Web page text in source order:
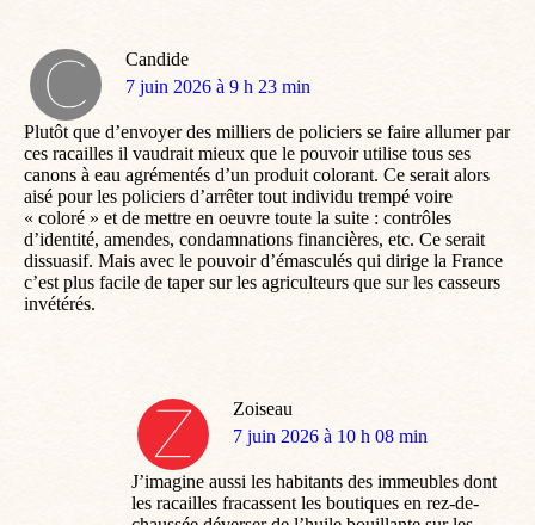
Candide
dit
7 juin 2026 à 9 h 23 min
Plutôt que d’envoyer des milliers de policiers se faire allumer par
ces racailles il vaudrait mieux que le pouvoir utilise tous ses
canons à eau agrémentés d’un produit colorant. Ce serait alors
aisé pour les policiers d’arrêter tout individu trempé voire
« coloré » et de mettre en oeuvre toute la suite : contrôles
d’identité, amendes, condamnations financières, etc. Ce serait
dissuasif. Mais avec le pouvoir d’émasculés qui dirige la France
c’est plus facile de taper sur les agriculteurs que sur les casseurs
invétérés.
Zoiseau
dit
7 juin 2026 à 10 h 08 min
J’imagine aussi les habitants des immeubles dont
les racailles fracassent les boutiques en rez-de-